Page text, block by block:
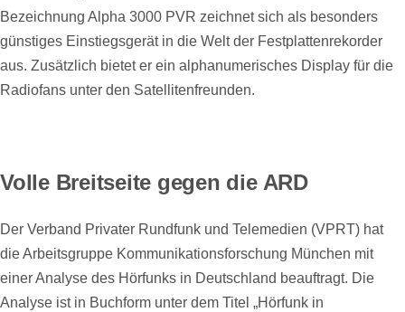
Bezeichnung Alpha 3000 PVR zeichnet sich als besonders
günstiges Einstiegsgerät in die Welt der Festplattenrekorder
aus. Zusätzlich bietet er ein alphanumerisches Display für die
Radiofans unter den Satellitenfreunden.
Volle Breitseite gegen die ARD
Der Verband Privater Rundfunk und Telemedien (VPRT) hat
die Arbeitsgruppe Kommunikationsforschung München mit
einer Analyse des Hörfunks in Deutschland beauftragt. Die
Analyse ist in Buchform unter dem Titel „Hörfunk in